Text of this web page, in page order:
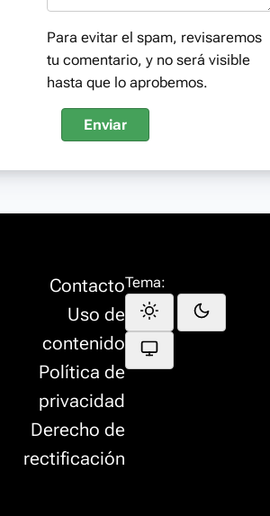
Para evitar el spam, revisaremos
tu comentario, y no será visible
hasta que lo aprobemos.
Enviar
Contacto
Uso de
contenido
Política de
privacidad
Derecho de
rectificación
Tema: